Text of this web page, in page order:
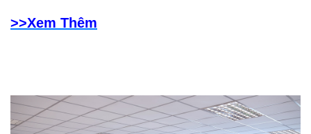
>>Xem Thêm